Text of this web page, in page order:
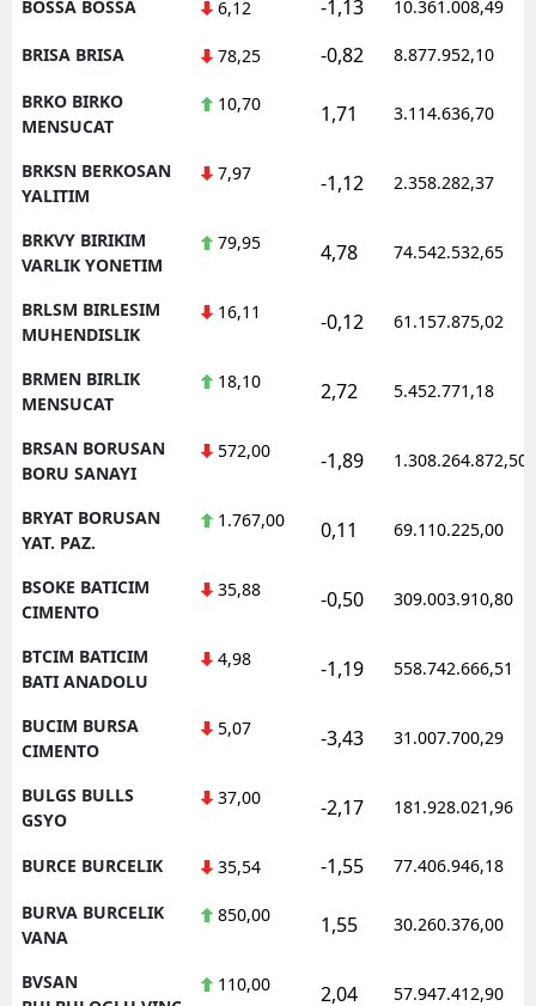
BOSSA BOSSA 6,12 -1,13 10.361.008,49
BRISA BRISA 78,25 -0,82 8.877.952,10
BRKO BIRKO
MENSUCAT
10,70 1,71 3.114.636,70
BRKSN BERKOSAN
YALITIM
7,97 -1,12 2.358.282,37
BRKVY BIRIKIM
VARLIK YONETIM
79,95 4,78 74.542.532,65
BRLSM BIRLESIM
MUHENDISLIK
16,11 -0,12 61.157.875,02
BRMEN BIRLIK
MENSUCAT
18,10 2,72 5.452.771,18
BRSAN BORUSAN
BORU SANAYI
572,00 -1,89 1.308.264.872,50
BRYAT BORUSAN
YAT. PAZ.
1.767,00 0,11 69.110.225,00
BSOKE BATICIM
CIMENTO
35,88 -0,50 309.003.910,80
BTCIM BATICIM
BATI ANADOLU
4,98 -1,19 558.742.666,51
BUCIM BURSA
CIMENTO
5,07 -3,43 31.007.700,29
BULGS BULLS
GSYO
37,00 -2,17 181.928.021,96
BURCE BURCELIK 35,54 -1,55 77.406.946,18
BURVA BURCELIK
VANA
850,00 1,55 30.260.376,00
BVSAN
110,00 2,04 57.947.412,90